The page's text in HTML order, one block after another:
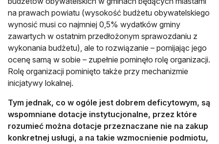
na prawach powiatu (wysokość budżetu obywatelskiego
wynosić musi co najmniej 0,5% wydatków gminy
zawartych w ostatnim przedłożonym sprawozdaniu z
wykonania budżetu), ale to rozwiązanie – pomijając jego
ocenę samą w sobie – zupełnie pominęło rolę organizacji.
Rolę organizacji pominięto także przy mechanizmie
inicjatywy lokalnej.
Tym jednak, co w ogóle jest dobrem deficytowym, są
wspomniane dotacje instytucjonalne, przez które
rozumieć można dotacje przeznaczane nie na zakup
konkretnej usługi, a na takie wzmocnienie podmiotu,